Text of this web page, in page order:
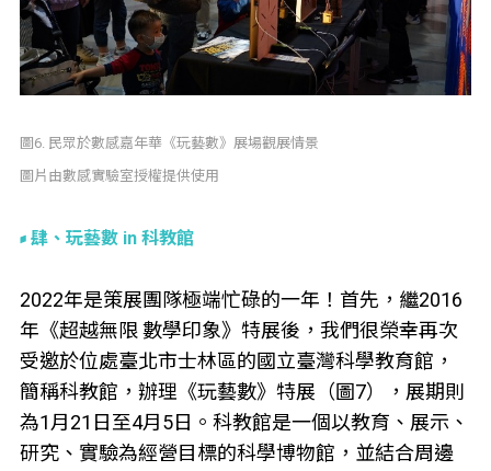
圖6. 民眾於數感嘉年華《玩藝數》展場觀展情景
圖片由數感實驗室授權提供使用
肆、玩藝數 in 科教館
2022年是策展團隊極端忙碌的一年！首先，繼2016
年《超越無限 數學印象》特展後，我們很榮幸再次
受邀於位處臺北市士林區的國立臺灣科學教育館，
簡稱科教館，辦理《玩藝數》特展（圖7），展期則
為1月21日至4月5日。科教館是一個以教育、展示、
研究、實驗為經營目標的科學博物館，並結合周邊